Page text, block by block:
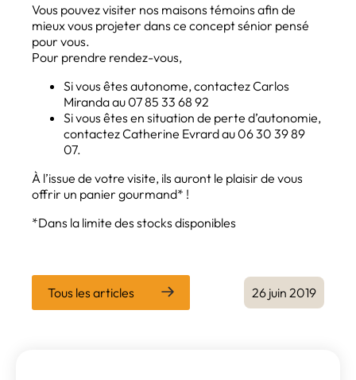
Vous pouvez visiter nos maisons témoins afin de
mieux vous projeter dans ce concept sénior pensé
pour vous.
Pour prendre rendez-vous,
Si vous êtes autonome, contactez Carlos
Miranda au 07 85 33 68 92
Si vous êtes en situation de perte d’autonomie,
contactez Catherine Evrard au 06 30 39 89
07.
À l’issue de votre visite, ils auront le plaisir de vous
offrir un panier gourmand* !
*Dans la limite des stocks disponibles
Tous les articles 26 juin 2019